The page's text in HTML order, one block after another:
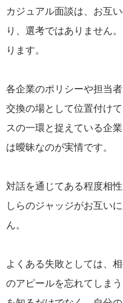
カジュアル面談は、お互
り、選考ではありません
ります。
各企業のポリシーや担当
交換の場として位置付け
スの一環と捉えている企
は曖昧なのが実情です。
対話を通じてある程度相
しらのジャッジがお互い
ん。
よくある失敗としては、
のアピールを忘れてしま